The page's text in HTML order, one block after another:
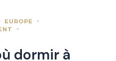
EUROPE
dormir à